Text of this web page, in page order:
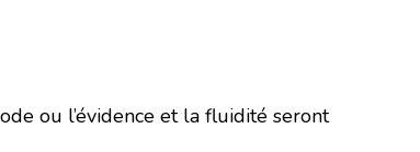
ou l’évidence et la fluidité seront